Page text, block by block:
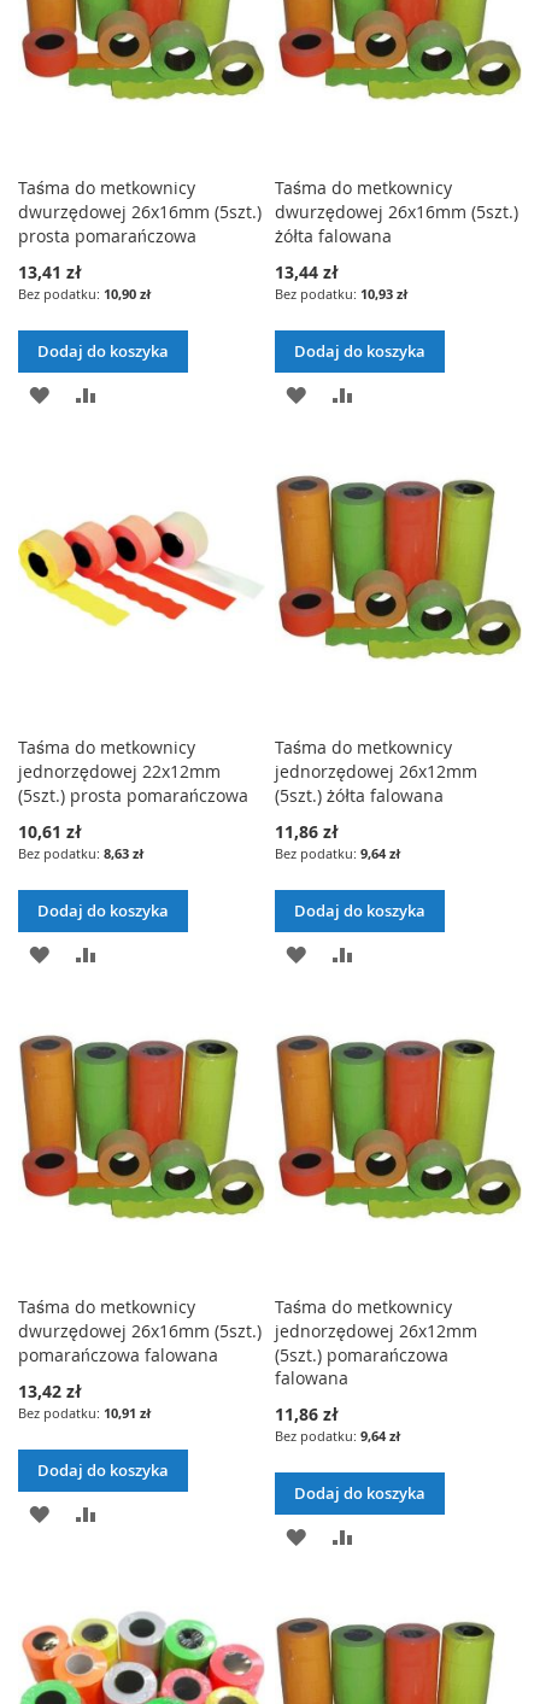
Taśma do metkownicy
dwurzędowej 26x16mm (5szt.)
prosta pomarańczowa
13,41 zł
10,90 zł
Dodaj do koszyka
DODAJ
ŻYCZEŃ
Taśma do metkownicy
dwurzędowej 26x16mm (5szt.)
żółta falowana
13,44 zł
10,93 zł
Dodaj do koszyka
DODAJ
LISTY
ŻYCZEŃ
Taśma do metkownicy
jednorzędowej 22x12mm
(5szt.) prosta pomarańczowa
10,61 zł
8,63 zł
Dodaj do koszyka
DODAJ
LISTY
ŻYCZEŃ
Taśma do metkownicy
jednorzędowej 26x12mm
(5szt.) żółta falowana
11,86 zł
9,64 zł
Dodaj do koszyka
DODAJ
LISTY
ŻYCZEŃ
Taśma do metkownicy
dwurzędowej 26x16mm (5szt.)
pomarańczowa falowana
13,42 zł
10,91 zł
Dodaj do koszyka
DODAJ
ŻYCZEŃ
Taśma do metkownicy
jednorzędowej 26x12mm
(5szt.) pomarańczowa
falowana
11,86 zł
9,64 zł
Dodaj do koszyka
DODAJ
LISTY
ŻYCZEŃ